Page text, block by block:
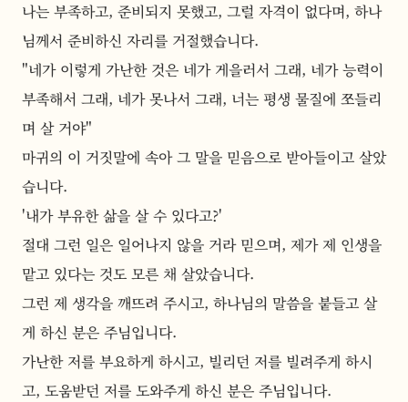
나는 부족하고, 준비되지 못했고, 그럴 자격이 없다며, 하나
님께서 준비하신 자리를 거절했습니다.
"네가 이렇게 가난한 것은 네가 게을러서 그래, 네가 능력이
부족해서 그래, 네가 못나서 그래, 너는 평생 물질에 쪼들리
며 살 거야"
마귀의 이 거짓말에 속아 그 말을 믿음으로 받아들이고 살았
습니다.
'내가 부유한 삶을 살 수 있다고?'
절대 그런 일은 일어나지 않을 거라 믿으며, 제가 제 인생을
맡고 있다는 것도 모른 채 살았습니다.
그런 제 생각을 깨뜨려 주시고, 하나님의 말씀을 붙들고 살
게 하신 분은 주님입니다.
가난한 저를 부요하게 하시고, 빌리던 저를 빌려주게 하시
고, 도움받던 저를 도와주게 하신 분은 주님입니다.